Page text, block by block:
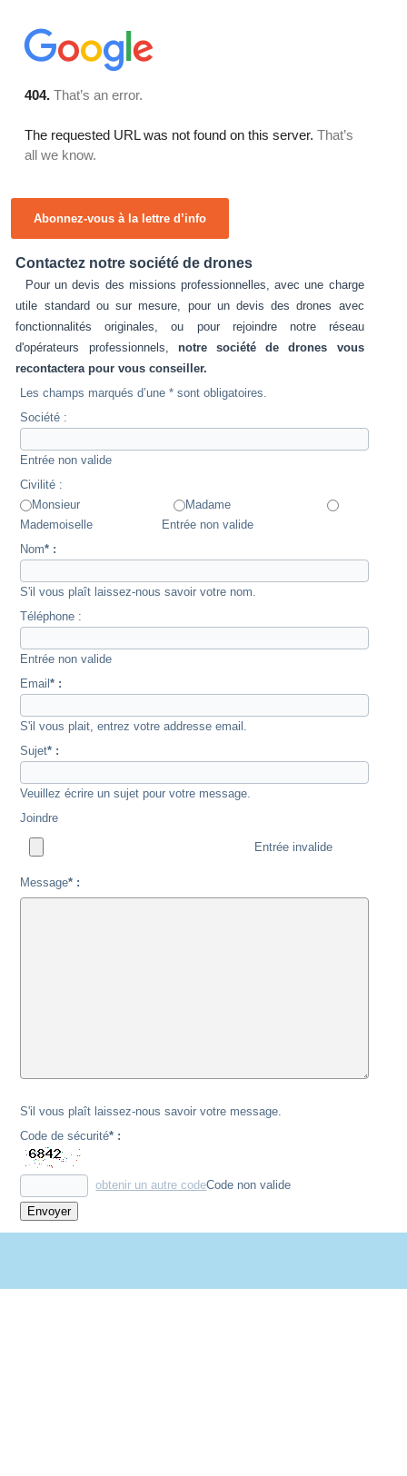
Abonnez-vous à la lettre d’info
Contactez notre société de drones
Pour un devis des missions professionnelles, avec une charge
utile standard ou sur mesure, pour un devis des drones avec
fonctionnalités originales, ou pour rejoindre notre réseau
d'opérateurs professionnels, notre société de drones vous
recontactera pour vous conseiller.
Les champs marqués d’une * sont obligatoires.
Société :
Entrée non valide
Civilité :
Monsieur
Madame
Mademoiselle
Entrée non valide
Nom* :
S'il vous plaît laissez-nous savoir votre nom.
Téléphone :
Entrée non valide
Email* :
S'il vous plait, entrez votre addresse email.
Sujet* :
Veuillez écrire un sujet pour votre message.
Joindre
Entrée invalide
Message* :
S'il vous plaît laissez-nous savoir votre message.
Code de sécurité* :
obtenir un autre codeCode non valide
Envoyer